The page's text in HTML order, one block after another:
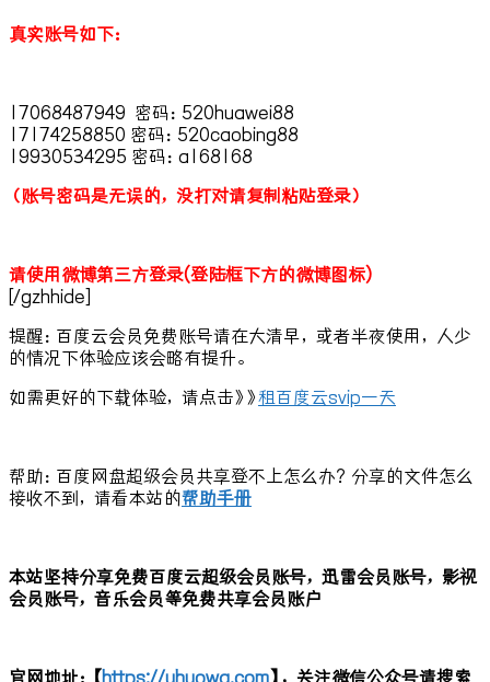
真实账号如下：
17068487949 密码：520huawei88
17174258850 密码：520caobing88
19930534295 密码：a168168
（账号密码是无误的，没打对请复制粘贴登录）
请使用微博第三方登录(登陆框下方的微博图标)
[/gzhhide]
提醒：百度云会员免费账号请在大清早，或者半夜使用，人少
的情况下体验应该会略有提升。
如需更好的下载体验，请点击》》租百度云svip一天
帮助：百度网盘超级会员共享登不上怎么办？分享的文件怎么
接收不到，请看本站的帮助手册
本站坚持分享免费百度云超级会员账号，迅雷会员账号，影视
会员账号，音乐会员等免费共享会员账户